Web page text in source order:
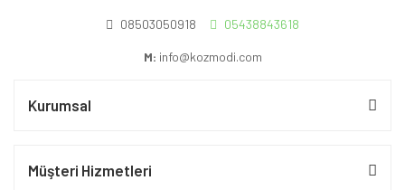
08503050918 05438843618
M: info@kozmodi.com
Kurumsal
Müşteri Hizmetleri